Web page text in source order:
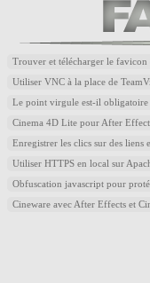
Trouver et télécharger le favicon
Utiliser VNC à la place de
Le point virgule est-il obligatoire
Cinema 4D Lite pour After
Enregistrer les clics sur des liens
Utiliser HTTPS en local sur
Obfuscation javascript pour
Cineware avec After Effects et